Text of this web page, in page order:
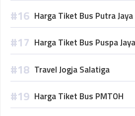
Harga Tiket Bus Putra Jaya
Harga Tiket Bus Puspa Jaya
Travel Jogja Salatiga
Harga Tiket Bus PMTOH